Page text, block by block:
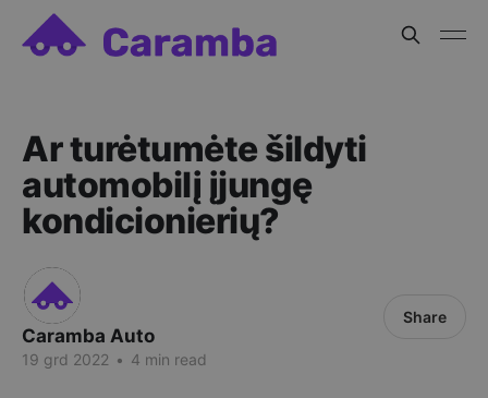
Ar turėtumėte šildyti
automobilį įjungę
kondicionierių?
Caramba Auto
19 grd 2022 • 4 min read
Share